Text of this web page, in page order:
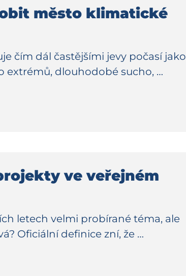
město klimatické
čím dál častějšími jevy počasí jako
extrémů, dlouhodobé sucho, …
ve veřejném
letech velmi probírané téma, ale
Oficiální definice zní, že …